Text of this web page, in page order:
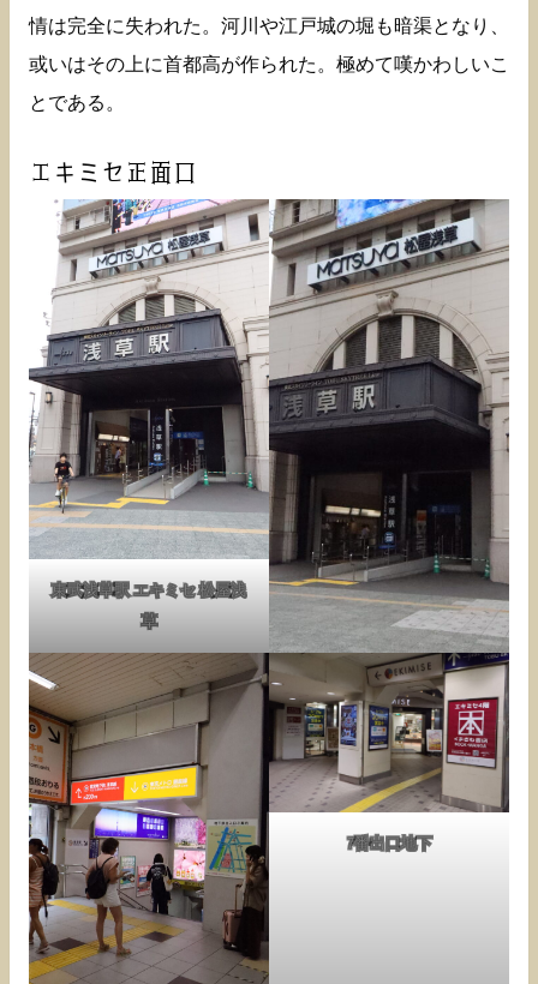
情は完全に失われた。河川や江戸城の堀も暗渠となり、
或いはその上に首都高が作られた。極めて嘆かわしいこ
とである。
エキミセ正面口
東武浅草駅 エキミセ 松屋浅
草
7番出口地下